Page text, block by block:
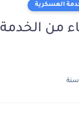
العسكرية
من الخدمة